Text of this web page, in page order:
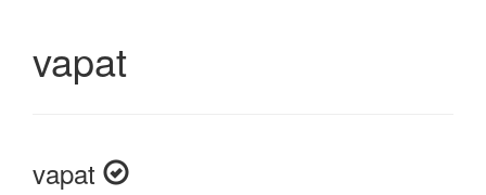
vapat
vapat